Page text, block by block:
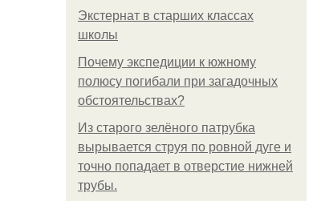
Экстернат в старших классах
школы
Почему экспедиции к южному
полюсу погибали при загадочных
обстоятельствах?
Из старого зелёного патрубка
вырывается струя по ровной дуге и
точно попадает в отверстие нижней
трубы.